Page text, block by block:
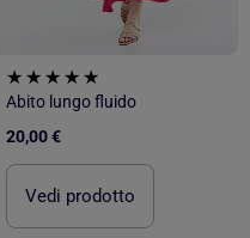
Abito lungo fluido
20,00 €
Vedi prodotto